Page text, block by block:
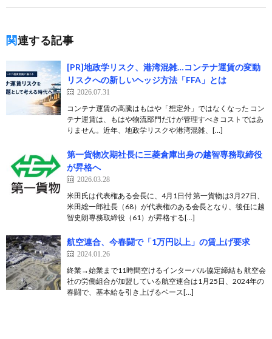
関連する記事
[PR]地政学リスク、港湾混雑…コンテナ運賃の変動
リスクへの新しいヘッジ方法「FFA」とは
2026.07.31
コンテナ運賃の高騰はもはや「想定外」ではなくなった コン
テナ運賃は、もはや物流部門だけが管理すべきコストではあ
りません。近年、地政学リスクや港湾混雑、[…]
第一貨物次期社長に三菱倉庫出身の越智専務取締役
が昇格へ
2026.03.28
米田氏は代表権ある会長に、4月1日付 第一貨物は3月27日、
米田総一郎社長（68）が代表権のある会長となり、後任に越
智史朗専務取締役（61）が昇格する[…]
航空連合、今春闘で「1万円以上」の賃上げ要求
2024.01.26
終業→始業まで11時間空けるインターバル協定締結も 航空会
社の労働組合が加盟している航空連合は1月25日、2024年の
春闘で、基本給を引き上げるベース[…]